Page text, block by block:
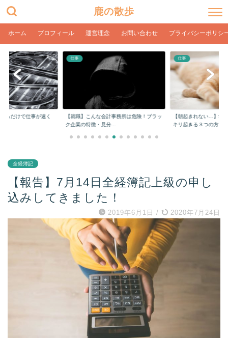
鹿の散歩
ホーム プロフィール 運営理念 お問い合わせ プライバシーポリシ
計事務所は危険！ブラッ
仕事
【朝起きれない…】学生や社会人でもスッ
キリ起きる３つの方...
仕事
【在宅ワーク】目
ク環境とPC設定【...
全経簿記
【報告】7月14日全経簿記上級の申し
込みしてきました！
2019年6月1日 / 2020年7月24日